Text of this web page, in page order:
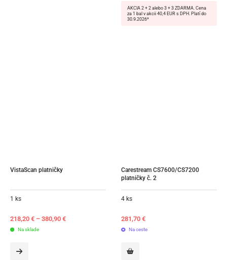
AKCIA 2 + 2 alebo 3 + 3 ZDARMA. Cena
za 1 bal v akcii 40,4 EUR s DPH. Platí do
30.9.2026*
VistaScan platničky
1 ks
218,20 € – 380,90 €
Na sklade
Carestream CS7600/CS7200
platničky č. 2
4 ks
281,70 €
Na ceste